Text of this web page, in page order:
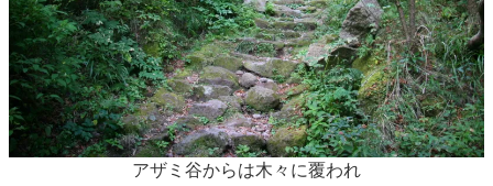
アザミ谷からは木々に覆われ